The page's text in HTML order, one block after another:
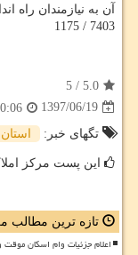
آن به نیازمندان
7403 / 1175
5.0
/
5
1397/06/19
تگهای خبر:
استان
این پست مرکز
تازه ترین مطالب
اعلام جزئیات وام اسکان